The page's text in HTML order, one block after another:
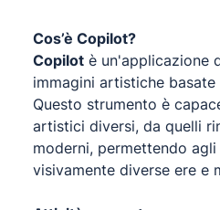
Cos’è Copilot?
Copilot è un'applicazione
immagini artistiche
Questo strumento è
artistici diversi, da quelli
moderni, permettendo
visivamente diverse ere e